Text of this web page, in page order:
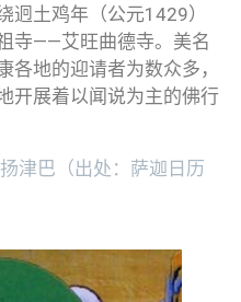
迥土鸡年（公元1429）
寺——艾旺曲德寺。美名
各地的迎请者为数众多，
开展着以闻说为主的佛行
津巴（出处：萨迦日历